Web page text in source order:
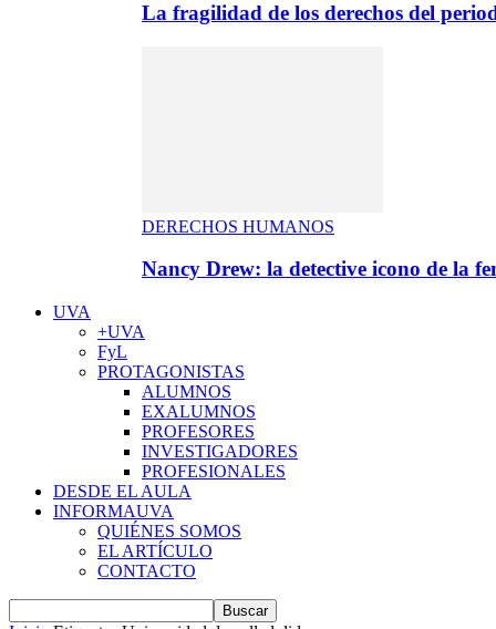
La fragilidad de los derechos del
DERECHOS HUMANOS
Nancy Drew: la detective icono de la
UVA
+UVA
FyL
PROTAGONISTAS
ALUMNOS
EXALUMNOS
PROFESORES
INVESTIGADORES
PROFESIONALES
DESDE EL AULA
INFORMAUVA
QUIÉNES SOMOS
EL ARTÍCULO
CONTACTO